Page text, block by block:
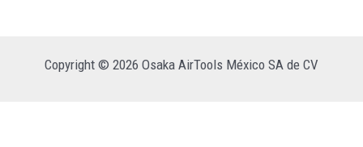
Copyright © 2026 Osaka AirTools México SA de CV